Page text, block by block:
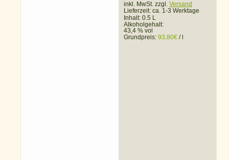
inkl. MwSt. zzgl. Versand
Lieferzeit: ca. 1-3 Werktage
Inhalt: 0.5 L
Alkoholgehalt:
43,4 % vol
Grundpreis: 93,80€ /